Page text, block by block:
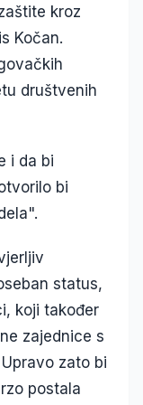
kroz
Kočan.
društvenih
i da bi
bi
status,
koji također
zajednice s
zato bi
postala